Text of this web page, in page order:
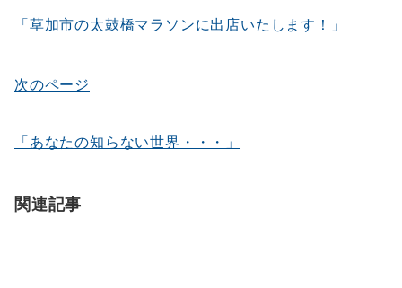
ナ
ゲ
シ
ン
「草加市の太鼓橋マラソンに出店いたします！」
次のページ
「あなたの知らない世界・・・」
関連記事